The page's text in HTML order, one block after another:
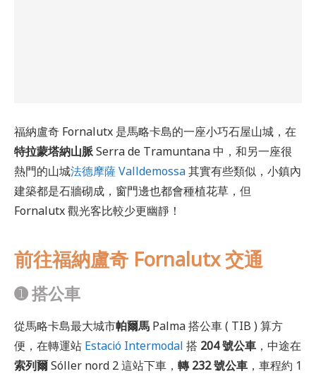
福納盧奇 Fornalutx 是馬略卡島的一座小巧石屋山城，在
特拉蒙塔納山脈Serra de Tramuntana 中，和另一座很
熱門的山城法德摩薩 Valldemossa其實有些類似，小鎮內
建築都是石牆砌成，窗門邊也都會種植花草，但
Fornalutx 觀光客比較少更幽靜！
前往福納盧奇 Fornalutx交通
➊ 搭公車
從馬略卡島最大城市帕爾馬 Palma 搭公車 ( TIB ) 算方
便，在轉運站 Estació Intermodal 搭 204 號公車 ，中途在
索列爾Sóller nord 2 這站下車， 轉 232 號公車 ，車程約 1